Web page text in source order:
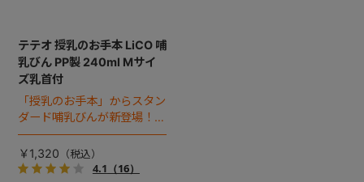
テテオ 授乳のお手本 LiCO 哺
乳びん PP製 240ml Mサイ
ズ乳首付
「授乳のお手本」からスタン
ダード哺乳びんが新登場！お
でかけにも軽くて便利なプラ
スチック製240mlボトル。
￥1,320
4.1 （16）